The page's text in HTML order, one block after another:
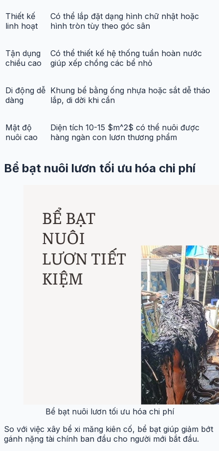
Thiết kế
linh hoạt
Có thể lắp đặt dạng hình chữ nhật hoặc
hình tròn tùy theo góc sân
Tận dụng
chiều cao
Có thể thiết kế hệ thống tuần hoàn nước
giúp xếp chồng các bể nhỏ
Di động dễ
dàng
Khung bể bằng ống nhựa hoặc sắt dễ tháo
lắp, di dời khi cần
Mật độ
nuôi cao
Diện tích 10-15 $m^2$ có thể nuôi được
hàng ngàn con lươn thương phẩm
Bể bạt nuôi lươn tối ưu hóa chi phí
Bể bạt nuôi lươn tối ưu hóa chi phí
So với việc xây bể xi măng kiên cố, bể bạt giúp giảm bớt
gánh nặng tài chính ban đầu cho người mới bắt đầu.